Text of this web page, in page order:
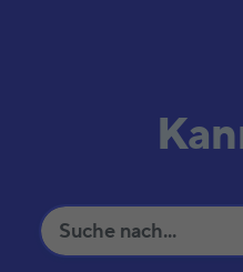
S
u